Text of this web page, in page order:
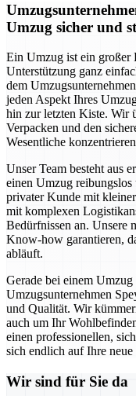
Umzug sicher und
Ein Umzug ist ein großer
Unterstützung ganz
dem
jeden Aspekt Ihres
hin zur letzten Kiste. Wir
Verpacken und den
Wesentliche
Unser Team besteht aus
einen Umzug
privater Kunde mit
mit komplexen
Bedürfnissen an. Unsere
Know-how garantieren,
abläuft.
Gerade bei einem
Umzugsunternehmen
und Qualität. Wir
auch um Ihr
einen professionellen,
sich endlich auf Ihre
Wir sind für Sie da